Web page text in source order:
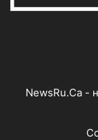
NewsRu.Ca -